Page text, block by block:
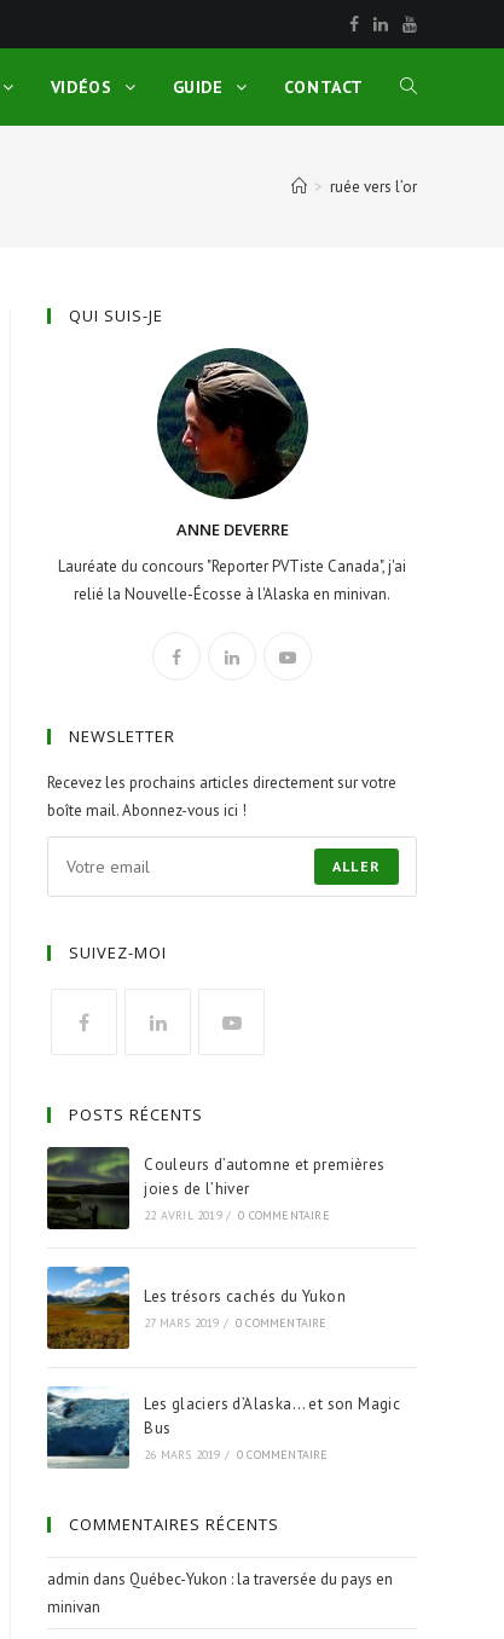
VIDÉOS GUIDE CONTACT
> ruée vers l’or
QUI SUIS-JE
ANNE DEVERRE
Lauréate du concours "Reporter PVTiste Canada", j'ai
relié la Nouvelle-Écosse à l'Alaska en minivan.
NEWSLETTER
Recevez les prochains articles directement sur votre
boîte mail. Abonnez-vous ici !
ALLER
SUIVEZ-MOI
POSTS RÉCENTS
Couleurs d’automne et premières
joies de l’hiver
22 AVRIL 2019 / 0 COMMENTAIRE
Les trésors cachés du Yukon
27 MARS 2019 / 0 COMMENTAIRE
Les glaciers d’Alaska… et son Magic
Bus
26 MARS 2019 / 0 COMMENTAIRE
COMMENTAIRES RÉCENTS
admin dans Québec-Yukon : la traversée du pays en
minivan